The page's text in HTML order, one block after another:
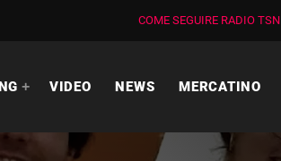
COME SEGUIRE RADIO TSN
VIDEO NEWS MERCATINO